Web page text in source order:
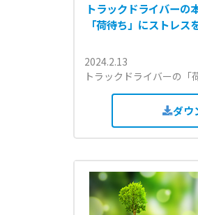
トラックドライバー
「荷待ち」にストレス
2024.2.13
トラックドライバーの「
ダウ